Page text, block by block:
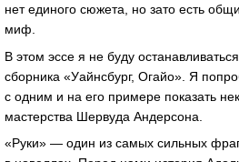
нет единого сюжета, но зато есть
миф.
В этом эссе я не буду
сборника «Уайнсбург, Огайо». Я
с одним и на его примере показать
мастерства Шервуда Андерсона.
«Руки» — один из самых сильных